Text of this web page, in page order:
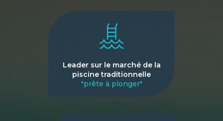
Leader sur le marché de la
piscine traditionnelle
"prête à plonger"